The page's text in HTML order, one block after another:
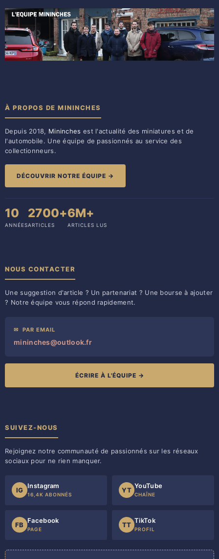
À PROPOS DE MININCHES
Depuis 2018, Mininches est l'actualité des miniatures et de
l'automobile. Une équipe de passionnés au service des
collectionneurs.
DÉCOUVRIR NOTRE ÉQUIPE →
10
ANNÉES
2700+
ARTICLES
6M+
ARTICLES LUS
NOUS CONTACTER
Une suggestion d'article ? Un partenariat ? Une bourse à ajouter
? Notre équipe vous répond rapidement.
✉ PAR EMAIL
mininches@outlook.fr
ÉCRIRE À L'ÉQUIPE →
SUIVEZ-NOUS
Rejoignez notre communauté de passionnés sur les réseaux
sociaux pour ne rien manquer.
IG
Instagram
16,4K ABONNÉS
YT
YouTube
CHAÎNE
FB
Facebook
PAGE
TT
TikTok
PROFIL